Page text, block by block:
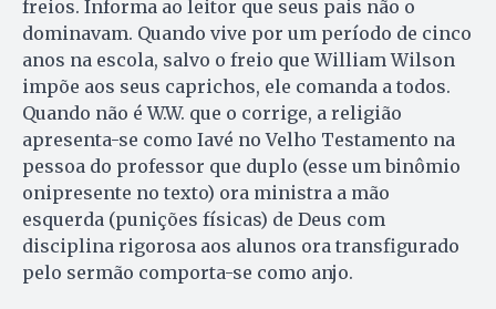
freios. Informa ao leitor que seus pais não o
dominavam. Quando vive por um período de cinco
anos na escola, salvo o freio que William Wilson
impõe aos seus caprichos, ele comanda a todos.
Quando não é W.W. que o corrige, a religião
apresenta-se como Iavé no Velho Testamento na
pessoa do professor que duplo (esse um binômio
onipresente no texto) ora ministra a mão
esquerda (punições físicas) de Deus com
disciplina rigorosa aos alunos ora transfigurado
pelo sermão comporta-se como anjo.